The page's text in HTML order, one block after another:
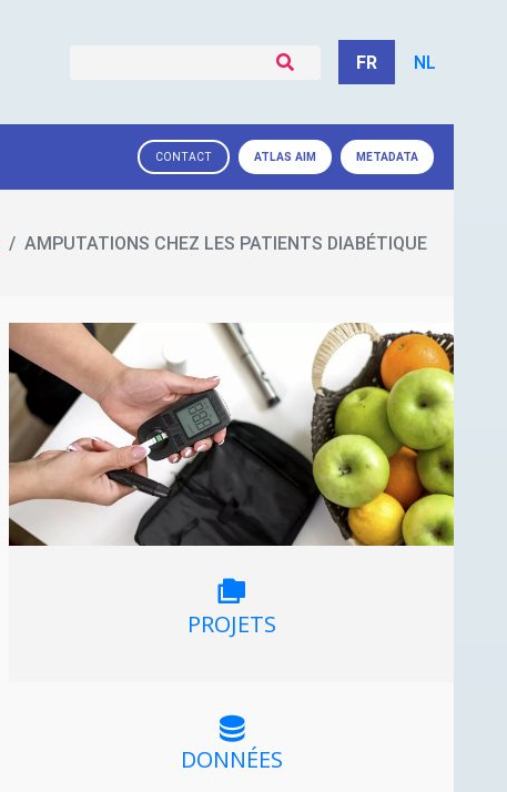
FR NL
CONTACT ATLAS AIM METADATA
AMPUTATIONS CHEZ LES PATIENTS DIABÉTIQUE
PROJETS
DONNÉES